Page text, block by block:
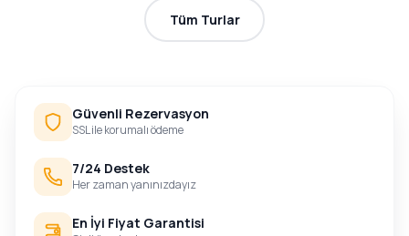
Tüm Turlar
Güvenli Rezervasyon
SSL ile korumalı ödeme
7/24 Destek
Her zaman yanınızdayız
En İyi Fiyat Garantisi